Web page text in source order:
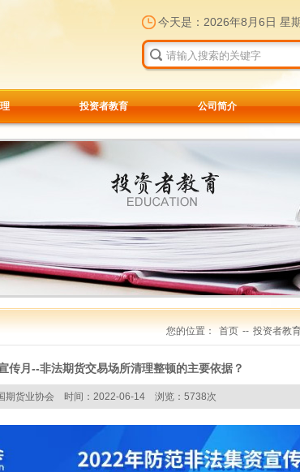
今天是： 2026年8月6日 星
投资者教育 公司简介
您的位置： 首页 -- 投资者教
传月--非法期货交易场所清理整顿的主要依据？
期货业协会 时间：2022-06-14 浏览：5738次